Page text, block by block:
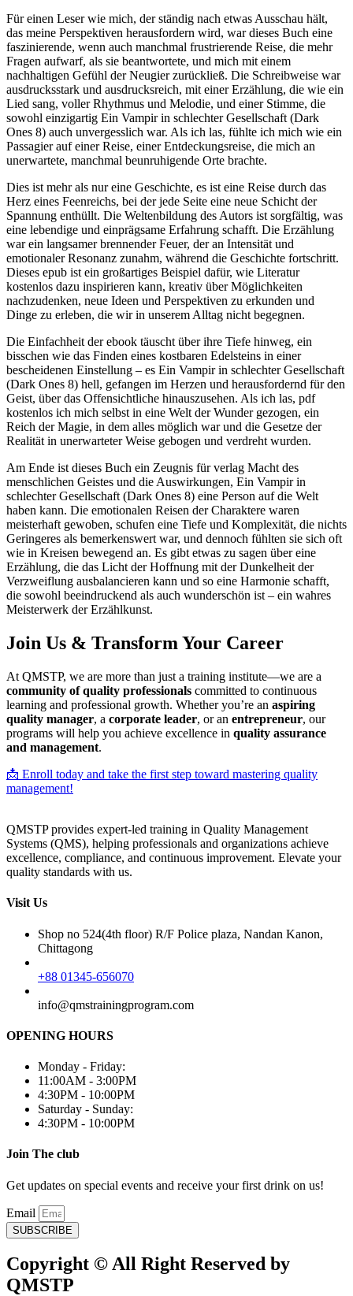
Für einen Leser wie mich, der ständig nach etwas Ausschau hält,
das meine Perspektiven herausfordern wird, war dieses Buch eine
faszinierende, wenn auch manchmal frustrierende Reise, die mehr
Fragen aufwarf, als sie beantwortete, und mich mit einem
nachhaltigen Gefühl der Neugier zurückließ. Die Schreibweise war
ausdrucksstark und ausdrucksreich, mit einer Erzählung, die wie ein
Lied sang, voller Rhythmus und Melodie, und einer Stimme, die
sowohl einzigartig Ein Vampir in schlechter Gesellschaft (Dark
Ones 8) auch unvergesslich war. Als ich las, fühlte ich mich wie ein
Passagier auf einer Reise, einer Entdeckungsreise, die mich an
unerwartete, manchmal beunruhigende Orte brachte.
Dies ist mehr als nur eine Geschichte, es ist eine Reise durch das
Herz eines Feenreichs, bei der jede Seite eine neue Schicht der
Spannung enthüllt. Die Weltenbildung des Autors ist sorgfältig, was
eine lebendige und einprägsame Erfahrung schafft. Die Erzählung
war ein langsamer brennender Feuer, der an Intensität und
emotionaler Resonanz zunahm, während die Geschichte fortschritt.
Dieses epub ist ein großartiges Beispiel dafür, wie Literatur
kostenlos dazu inspirieren kann, kreativ über Möglichkeiten
nachzudenken, neue Ideen und Perspektiven zu erkunden und
Dinge zu erleben, die wir in unserem Alltag nicht begegnen.
Die Einfachheit der ebook täuscht über ihre Tiefe hinweg, ein
bisschen wie das Finden eines kostbaren Edelsteins in einer
bescheidenen Einstellung – es Ein Vampir in schlechter Gesellschaft
(Dark Ones 8) hell, gefangen im Herzen und herausfordernd für den
Geist, über das Offensichtliche hinauszusehen. Als ich las, pdf
kostenlos ich mich selbst in eine Welt der Wunder gezogen, ein
Reich der Magie, in dem alles möglich war und die Gesetze der
Realität in unerwarteter Weise gebogen und verdreht wurden.
Am Ende ist dieses Buch ein Zeugnis für verlag Macht des
menschlichen Geistes und die Auswirkungen, Ein Vampir in
schlechter Gesellschaft (Dark Ones 8) eine Person auf die Welt
haben kann. Die emotionalen Reisen der Charaktere waren
meisterhaft gewoben, schufen eine Tiefe und Komplexität, die nichts
Geringeres als bemerkenswert war, und dennoch fühlten sie sich oft
wie in Kreisen bewegend an. Es gibt etwas zu sagen über eine
Erzählung, die das Licht der Hoffnung mit der Dunkelheit der
Verzweiflung ausbalancieren kann und so eine Harmonie schafft,
die sowohl beeindruckend als auch wunderschön ist – ein wahres
Meisterwerk der Erzählkunst.
Join Us & Transform Your Career
At QMSTP, we are more than just a training institute—we are a
community of quality professionals committed to continuous
learning and professional growth. Whether you’re an aspiring
quality manager, a corporate leader, or an entrepreneur, our
programs will help you achieve excellence in quality assurance
and management.
📩 Enroll today and take the first step toward mastering quality
management!
QMSTP provides expert-led training in Quality Management
Systems (QMS), helping professionals and organizations achieve
excellence, compliance, and continuous improvement. Elevate your
quality standards with us.
Visit Us
Shop no 524(4th floor) R/F Police plaza, Nandan Kanon,
Chittagong
+88 01345-656070
info@qmstrainingprogram.com
OPENING HOURS
Monday - Friday:
11:00AM - 3:00PM
4:30PM - 10:00PM
Saturday - Sunday:
4:30PM - 10:00PM
Join The club
Get updates on special events and receive your first drink on us!
Email
SUBSCRIBE
Copyright © All Right Reserved by
QMSTP